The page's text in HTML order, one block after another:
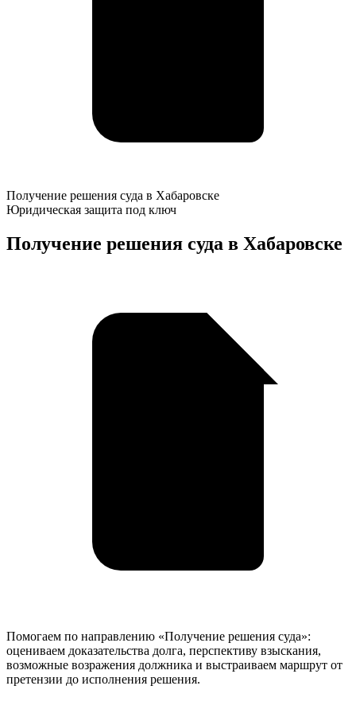
Получение
решения
в
Хабаровске
Получение решения суда в Хабаровске
Юридическая защита под ключ
Получение решения суда в Хабаровске
Помогаем по направлению «Получение решения суда»:
оцениваем доказательства долга, перспективу взыскания,
возможные возражения должника и выстраиваем маршрут от
претензии до исполнения решения.